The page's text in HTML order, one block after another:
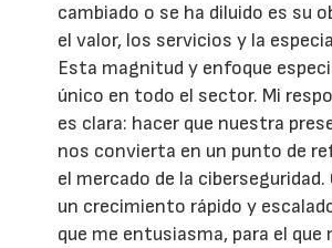
cambiado o se ha diluido es su
el valor, los servicios y la
Esta magnitud y enfoque
único en todo el sector. Mi
es clara: hacer que nuestra
nos convierta en un punto de
el mercado de la
un crecimiento rápido y
que me entusiasma, para el que